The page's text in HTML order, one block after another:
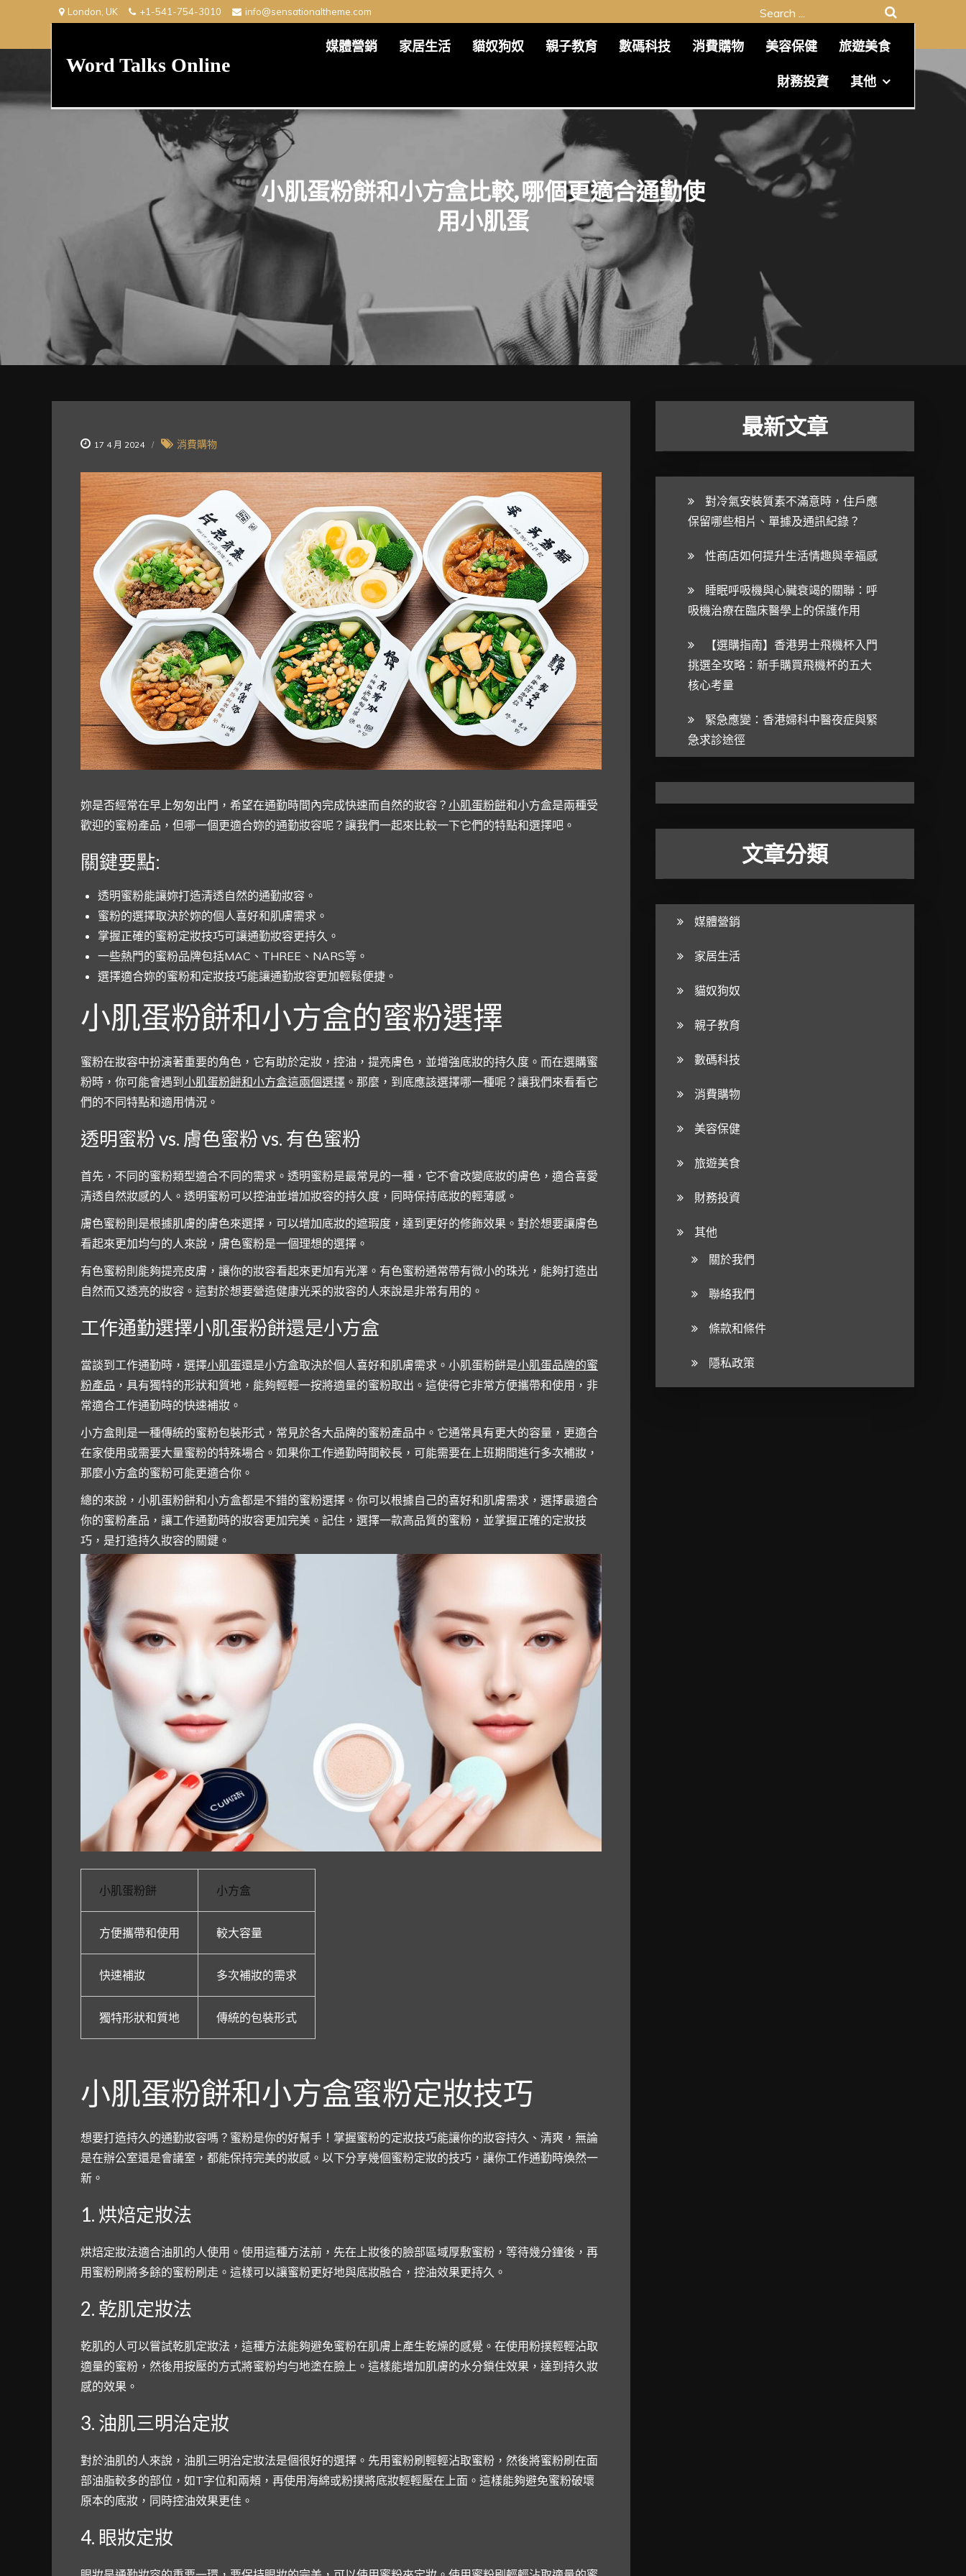
content
London, UK +1-541-754-3010 info@sensationaltheme.com
Search
Word Talks Online
媒體營銷 家居生活 貓奴狗奴 親子教育 數碼科技 消費購物 美容保健 旅遊美食
財務投資 其他
小肌蛋粉餅和小方盒比較,哪個更適合通勤使
用小肌蛋
17 4 月 2024 消費購物
妳是否經常在早上匆匆出門，希望在通勤時間內完成快速而自然的妝容？ 小肌蛋粉餅和小方盒是兩種受
歡迎的蜜粉產品，但哪一個更適合妳的通勤妝容呢？讓我們一起來比較一下它們的特點和選擇吧。
關鍵要點:
透明蜜粉能讓妳打造清透自然的通勤妝容。
蜜粉的選擇取決於妳的個人喜好和肌膚需求。
掌握正確的蜜粉定妝技巧可讓通勤妝容更持久。
一些熱門的蜜粉品牌包括MAC、THREE、NARS等。
選擇適合妳的蜜粉和定妝技巧能讓通勤妝容更加輕鬆便捷。
小肌蛋粉餅和小方盒的蜜粉選擇
蜜粉在妝容中扮演著重要的角色，它有助於定妝，控油，提亮膚色，並增強底妝的持久度。而在選購蜜
粉時，你可能會遇到 小肌蛋粉餅和小方盒這兩個選擇 。那麼，到底應該選擇哪一種呢？讓我們來看看它
們的不同特點和適用情況。
透明蜜粉 vs. 膚色蜜粉 vs. 有色蜜粉
首先，不同的蜜粉類型適合不同的需求。透明蜜粉是最常見的一種，它不會改變底妝的膚色，適合喜愛
清透自然妝感的人。透明蜜粉可以控油並增加妝容的持久度，同時保持底妝的輕薄感。
膚色蜜粉則是根據肌膚的膚色來選擇，可以增加底妝的遮瑕度，達到更好的修飾效果。對於想要讓膚色
看起來更加均勻的人來說，膚色蜜粉是一個理想的選擇。
有色蜜粉則能夠提亮皮膚，讓你的妝容看起來更加有光澤。有色蜜粉通常帶有微小的珠光，能夠打造出
自然而又透亮的妝容。這對於想要營造健康光采的妝容的人來說是非常有用的。
工作通勤選擇小肌蛋粉餅還是小方盒
當談到工作通勤時，選擇小肌蛋還是小方盒取決於個人喜好和肌膚需求。小肌蛋粉餅是小肌蛋品牌的蜜
粉產品 ，具有獨特的形狀和質地，能夠輕輕一按將適量的蜜粉取出。這使得它非常方便攜帶和使用，非
常適合工作通勤時的快速補妝。
小方盒則是一種傳統的蜜粉包裝形式，常見於各大品牌的蜜粉產品中。它通常具有更大的容量，更適合
在家使用或需要大量蜜粉的特殊場合。如果你工作通勤時間較長，可能需要在上班期間進行多次補妝，
那麼小方盒的蜜粉可能更適合你。
總的來說，小肌蛋粉餅和小方盒都是不錯的蜜粉選擇。你可以根據自己的喜好和肌膚需求，選擇最適合
你的蜜粉產品，讓工作通勤時的妝容更加完美。記住，選擇一款高品質的蜜粉，並掌握正確的定妝技
巧，是打造持久妝容的關鍵。
小肌蛋粉餅 小方盒
方便攜帶和使用 較大容量
快速補妝 多次補妝的需求
獨特形狀和質地 傳統的包裝形式
小肌蛋粉餅和小方盒蜜粉定妝技巧
想要打造持久的通勤妝容嗎？蜜粉是你的好幫手！掌握蜜粉的定妝技巧能讓你的妝容持久、清爽，無論
是在辦公室還是會議室，都能保持完美的妝感。以下分享幾個蜜粉定妝的技巧，讓你工作通勤時煥然一
新。
1. 烘焙定妝法
烘焙定妝法適合油肌的人使用。使用這種方法前，先在上妝後的臉部區域厚敷蜜粉，等待幾分鐘後，再
用蜜粉刷將多餘的蜜粉刷走。這樣可以讓蜜粉更好地與底妝融合，控油效果更持久。
2. 乾肌定妝法
乾肌的人可以嘗試乾肌定妝法，這種方法能夠避免蜜粉在肌膚上產生乾燥的感覺。在使用粉撲輕輕沾取
適量的蜜粉，然後用按壓的方式將蜜粉均勻地塗在臉上。這樣能增加肌膚的水分鎖住效果，達到持久妝
感的效果。
3. 油肌三明治定妝
對於油肌的人來說，油肌三明治定妝法是個很好的選擇。先用蜜粉刷輕輕沾取蜜粉，然後將蜜粉刷在面
部油脂較多的部位，如T字位和兩頰，再使用海綿或粉撲將底妝輕輕壓在上面。這樣能夠避免蜜粉破壞
原本的底妝，同時控油效果更佳。
4. 眼妝定妝
最新文章
對冷氣安裝質素不滿意時，住戶應
保留哪些相片、單據及通訊紀錄？
性商店如何提升生活情趣與幸福感
睡眠呼吸機與心臟衰竭的關聯：呼
吸機治療在臨床醫學上的保護作用
【選購指南】香港男士飛機杯入門
挑選全攻略：新手購買飛機杯的五大
核心考量
緊急應變：香港婦科中醫夜症與緊
急求診途徑
文章分類
媒體營銷
家居生活
貓奴狗奴
親子教育
數碼科技
消費購物
美容保健
旅遊美食
財務投資
其他
關於我們
聯絡我們
條款和條件
隱私政策